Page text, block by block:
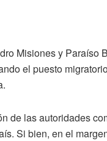
Misiones y
el puesto
las autoridades
Si bien, en el